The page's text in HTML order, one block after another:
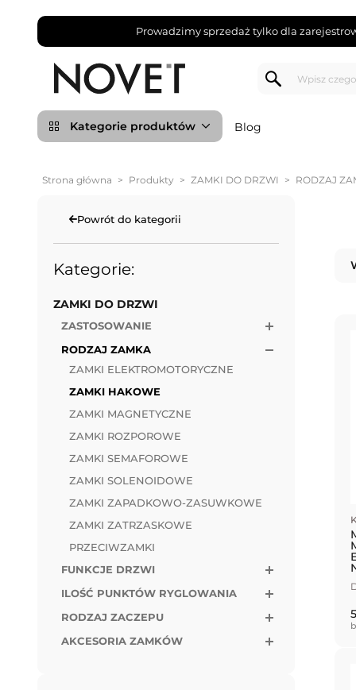
Prowadzimy sprzedaż tylko dla
Kategorie produktów Blog
Strona główna > Produkty > ZAMKI DO DRZWI > RODZAJ
Powrót do kategorii
Kategorie:
ZAMKI DO DRZWI
ZASTOSOWANIE
RODZAJ ZAMKA
ZAMKI ELEKTROMOTORYCZNE
ZAMKI HAKOWE
ZAMKI MAGNETYCZNE
ZAMKI ROZPOROWE
ZAMKI SEMAFOROWE
ZAMKI SOLENOIDOWE
ZAMKI ZAPADKOWO-ZASUWKOWE
ZAMKI ZATRZASKOWE
PRZECIWZAMKI
FUNKCJE DRZWI
ILOŚĆ PUNKTÓW RYGLOWANIA
RODZAJ ZACZEPU
AKCESORIA ZAMKÓW